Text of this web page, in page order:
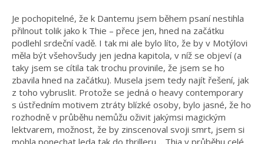
Je pochopitelné, že k Dantemu jsem během psaní nestihla
přilnout tolik jako k Thie – přece jen, hned na začátku
podlehl srdeční vadě. I tak mi ale bylo líto, že by v Motýlovi
měla být všehovšudy jen jedna kapitola, v níž se objeví (a
taky jsem se cítila tak trochu provinile, že jsem se ho
zbavila hned na začátku). Musela jsem tedy najít řešení, jak
z toho vybruslit. Protože se jedná o heavy contemporary
s ústředním motivem ztráty blízké osoby, bylo jasné, že ho
rozhodně v průběhu nemůžu oživit jakýmsi magickým
lektvarem, možnost, že by zinscenoval svoji smrt, jsem si
mohla ponechat leda tak do thrilleru… Thia v průběhu celé